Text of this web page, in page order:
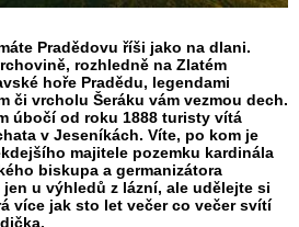
Pradědovu říši jako na dlani.
rozhledně na Zlatém
hoře Pradědu, legendami
či vrcholu Šeráku vám vezmou dech.
úbočí od roku 1888 turisty vítá
v Jeseníkách. Víte, po kom je
majitele pozemku kardinála
biskupa a germanizátora
u výhledů z lázní, ale udělejte si
více jak sto let večer co večer svítí